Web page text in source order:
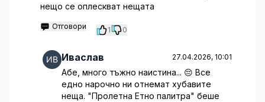
нещо се оплескват нещата
Отговори 1 0
Иваслав 27.04.2026, 10:01
Абе, много тъжно наистина... 😔 Все
едно нарочно ни отнемат хубавите
неща. "Пролетна Етно палитра" беше